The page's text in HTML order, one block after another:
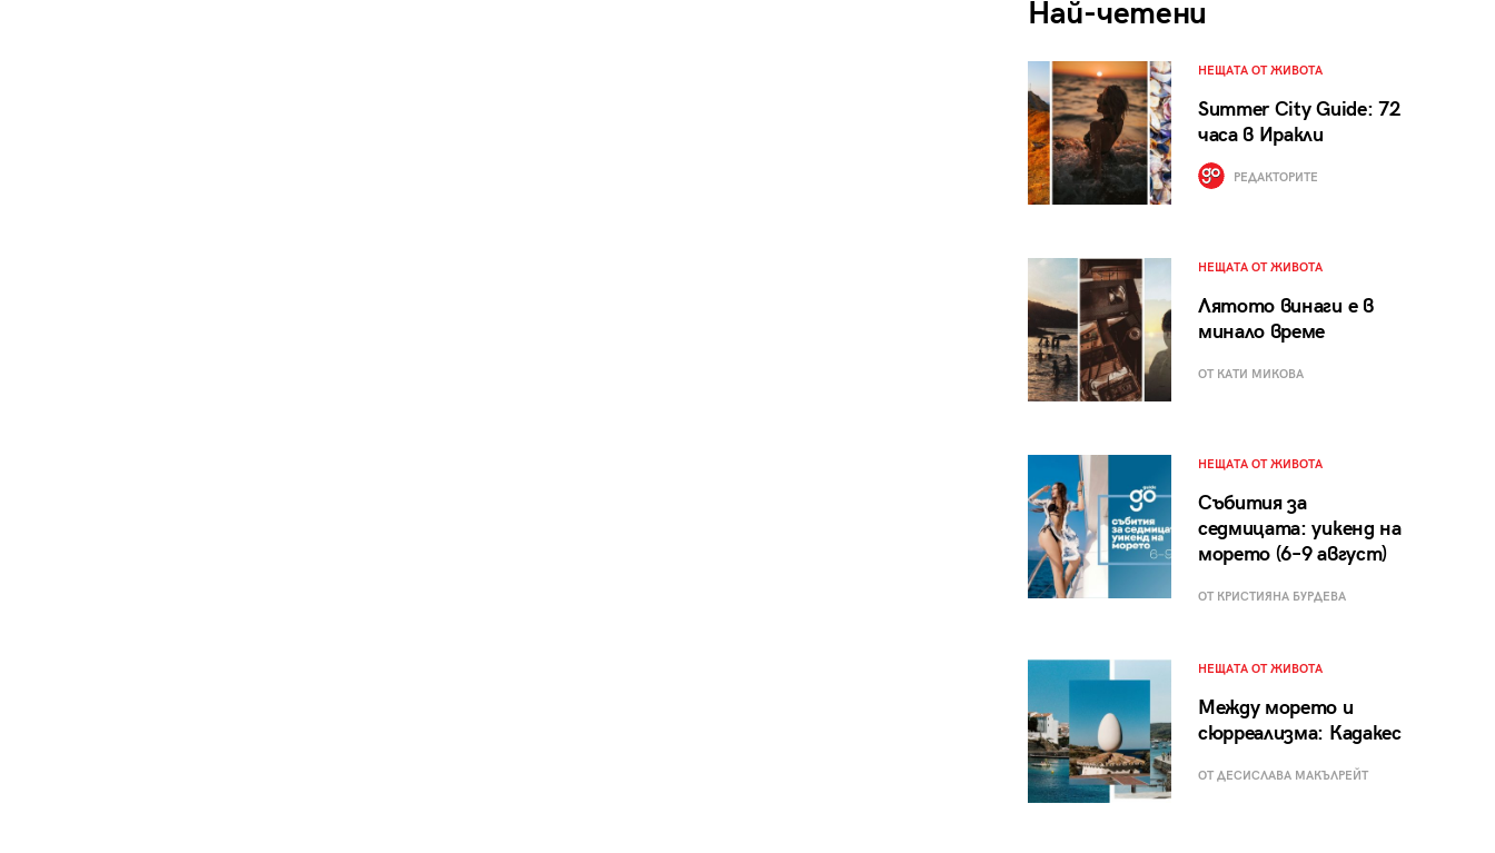
Най-четени
НЕЩАТА ОТ ЖИВОТА
Summer City Guide: 72
часа в Иракли
РЕДАКТОРИТЕ
НЕЩАТА ОТ ЖИВОТА
Лятото винаги е в
минало време
ОТ КАТИ МИКОВА
НЕЩАТА ОТ ЖИВОТА
Събития за
седмицата: уикенд на
морето (6–9 август)
ОТ КРИСТИЯНА БУРДЕВА
НЕЩАТА ОТ ЖИВОТА
Между морето и
сюрреализма: Кадакес
ОТ ДЕСИСЛАВА МАКЪЛРЕЙТ